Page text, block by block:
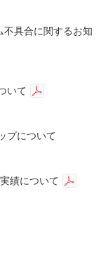
不具合に関するお知
いて
プについて
績について